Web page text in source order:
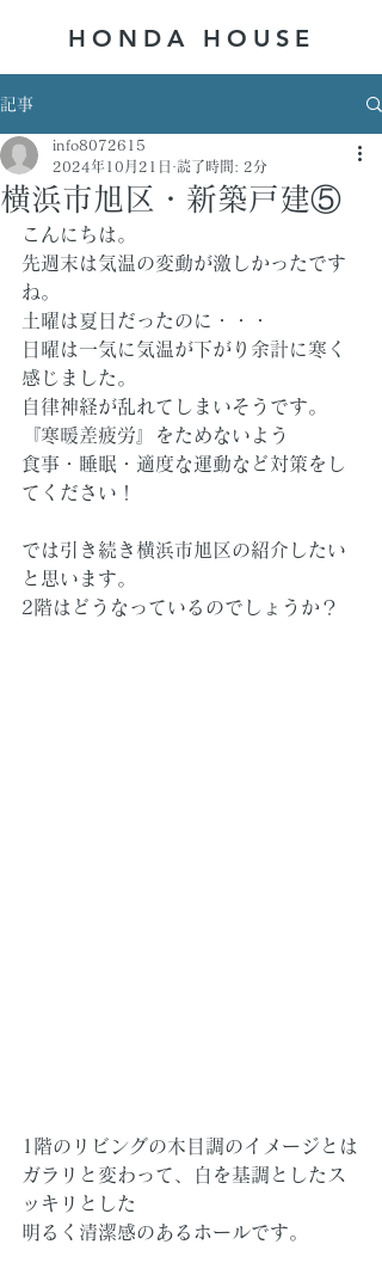
HONDA ​HOUSE
記事
横浜市旭区・新築戸建⑤
info8072615
2024年10月21日
読了時間: 2分
こんにちは。
先週末は気温の変動が激しかったです
ね。
土曜は夏日だったのに・・・
日曜は一気に気温が下がり余計に寒く
感じました。
自律神経が乱れてしまいそうです。
『寒暖差疲労』をためないよう
食事・睡眠・適度な運動など対策をし
てください！
では引き続き横浜市旭区の紹介したい
と思います。
2階はどうなっているのでしょうか？
1階のリビングの木目調のイメージとは
ガラリと変わって、白を基調としたス
ッキリとした
明るく清潔感のあるホールです。